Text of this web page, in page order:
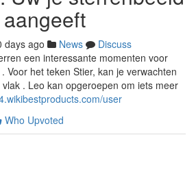
days ago News
Discuss
een interessante momenten voor
Voor het teken Stier, kan je verwachten
. Leo kan opgeroepen om iets meer
user
Who Upvoted